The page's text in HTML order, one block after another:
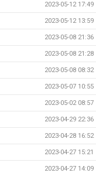
2023-05-12 17:49
2023-05-12 13:59
2023-05-08 21:36
2023-05-08 21:28
2023-05-08 08:32
2023-05-07 10:55
2023-05-02 08:57
2023-04-29 22:36
2023-04-28 16:52
2023-04-27 15:21
2023-04-27 14:09